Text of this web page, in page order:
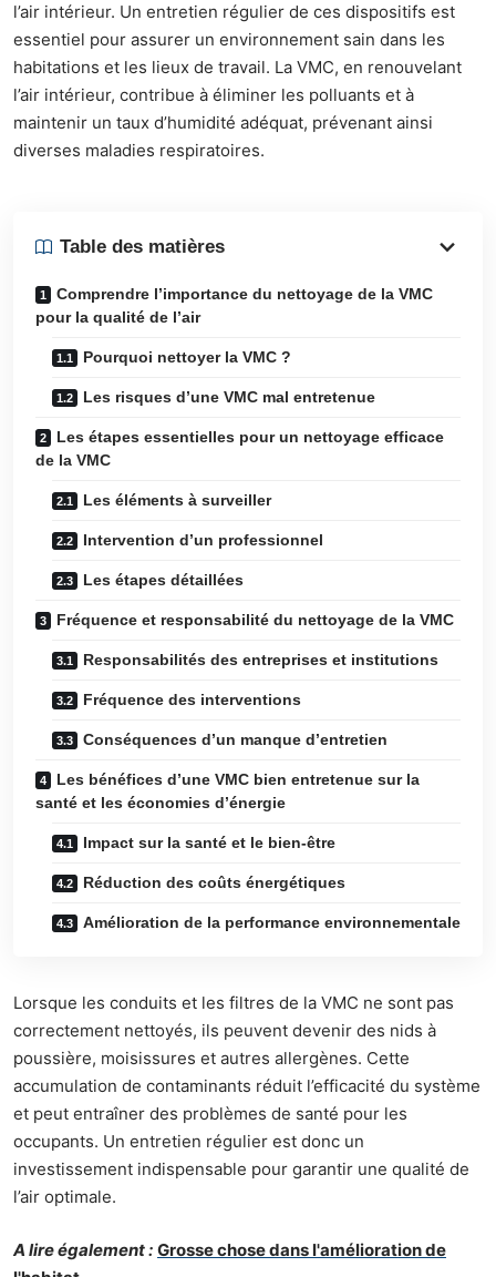
l’air intérieur. Un entretien régulier de ces dispositifs est
essentiel pour assurer un environnement sain dans les
habitations et les lieux de travail. La VMC, en renouvelant
l’air intérieur, contribue à éliminer les polluants et à
maintenir un taux d’humidité adéquat, prévenant ainsi
diverses maladies respiratoires.
Table des matières
Comprendre l’importance du nettoyage de la VMC
pour la qualité de l’air
Pourquoi nettoyer la VMC ?
Les risques d’une VMC mal entretenue
Les étapes essentielles pour un nettoyage efficace
de la VMC
Les éléments à surveiller
Intervention d’un professionnel
Les étapes détaillées
Fréquence et responsabilité du nettoyage de la VMC
Responsabilités des entreprises et institutions
Fréquence des interventions
Conséquences d’un manque d’entretien
Les bénéfices d’une VMC bien entretenue sur la
santé et les économies d’énergie
Impact sur la santé et le bien-être
Réduction des coûts énergétiques
Amélioration de la performance environnementale
Lorsque les conduits et les filtres de la VMC ne sont pas
correctement nettoyés, ils peuvent devenir des nids à
poussière, moisissures et autres allergènes. Cette
accumulation de contaminants réduit l’efficacité du système
et peut entraîner des problèmes de santé pour les
occupants. Un entretien régulier est donc un
investissement indispensable pour garantir une qualité de
l’air optimale.
A lire également : Grosse chose dans l'amélioration de